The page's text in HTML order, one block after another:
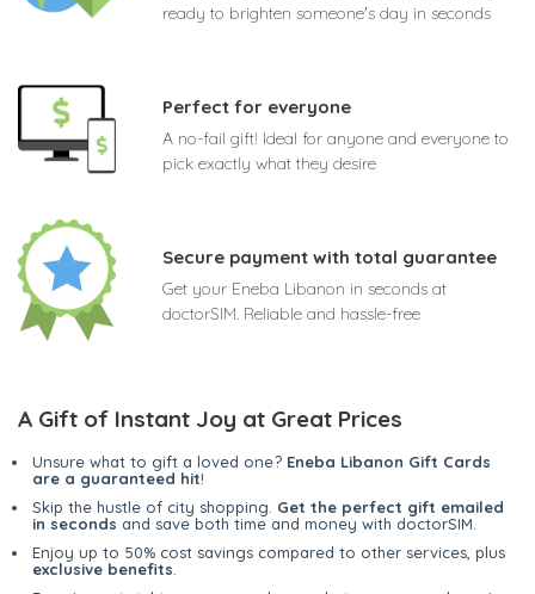
ready to brighten someone's day in seconds
Perfect for everyone
A no-fail gift! Ideal for anyone and everyone to
pick exactly what they desire
Secure payment with total guarantee
Get your Eneba Libanon in seconds at
doctorSIM. Reliable and hassle-free
A Gift of Instant Joy at Great Prices
Unsure what to gift a loved one? Eneba Libanon Gift Cards
are a guaranteed hit!
Skip the hustle of city shopping. Get the perfect gift emailed
in seconds and save both time and money with doctorSIM.
Enjoy up to 50% cost savings compared to other services, plus
exclusive benefits